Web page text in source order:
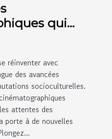
qui
réinventer avec
des avancées
socioculturelles.
attentes des
porte à de nouvelles